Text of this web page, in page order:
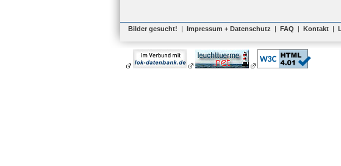
Bilder gesucht! | Impressum + Datenschutz | FAQ | Kontakt |